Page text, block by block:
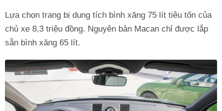
Lựa chọn trang bị dung tích bình xăng 75 lít tiêu tốn của
chủ xe 8,3 triệu đồng. Nguyên bản Macan chỉ được lắp
sẵn bình xăng 65 lít.